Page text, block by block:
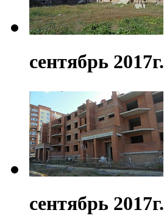
сентябрь 2017г.
сентябрь 2017г.